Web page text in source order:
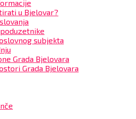
u Bjelovar?
subjekta
Grada Bjelovara
Grada Bjelovara